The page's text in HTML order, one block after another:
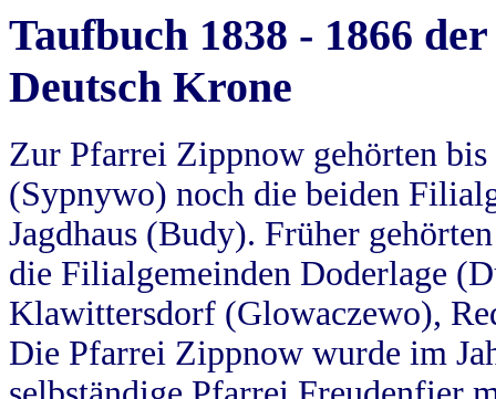
Taufbuch 1838 - 1866
Deutsch Krone
Zur Pfarrei Zippnow gehörten
(Sypnywo) noch die beiden
Jagdhaus (Budy). Früher
die Filialgemeinden Doderlage
Klawittersdorf (Glowaczewo),
Die Pfarrei Zippnow wurde im